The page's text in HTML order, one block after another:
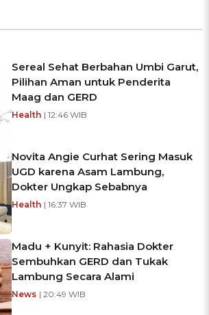
Sereal Sehat Berbahan Umbi Garut,
Pilihan Aman untuk Penderita
Maag dan GERD
Health | 12:46 WIB
Novita Angie Curhat Sering Masuk
UGD karena Asam Lambung,
Dokter Ungkap Sebabnya
Health | 16:37 WIB
Madu + Kunyit: Rahasia Dokter
Sembuhkan GERD dan Tukak
Lambung Secara Alami
News | 20:49 WIB